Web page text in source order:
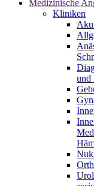
Medizinische
Kliniken
und